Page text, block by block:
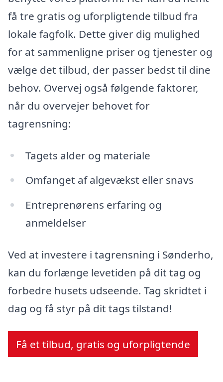
få tre gratis og uforpligtende tilbud fra
lokale fagfolk. Dette giver dig mulighed
for at sammenligne priser og tjenester og
vælge det tilbud, der passer bedst til dine
behov. Overvej også følgende faktorer,
når du overvejer behovet for
tagrensning:
Tagets alder og materiale
Omfanget af algevækst eller snavs
Entreprenørens erfaring og
anmeldelser
Ved at investere i tagrensning i Sønderho,
kan du forlænge levetiden på dit tag og
forbedre husets udseende. Tag skridtet i
dag og få styr på dit tags tilstand!
Få et tilbud, gratis og uforpligtende